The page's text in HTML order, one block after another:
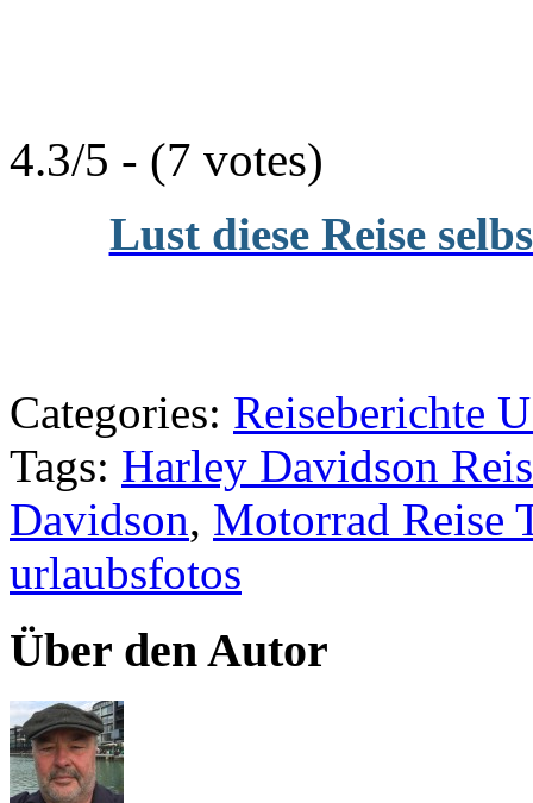
4.3/5 - (7 votes)
Lust diese Reise
Categories: Reiseberichte
Tags: Harley Davidson
Davidson, Motorrad Reise
urlaubsfotos
Über den Autor